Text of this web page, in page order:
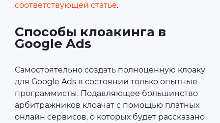
соответствующей статье.
Способы клоакинга в
Google Ads
Самостоятельно создать полноценную клоаку
для Google Ads в состоянии только опытные
программисты. Подавляющее большинство
арбитражников клоачат с помощью платных
онлайн сервисов, о которых будет рассказано